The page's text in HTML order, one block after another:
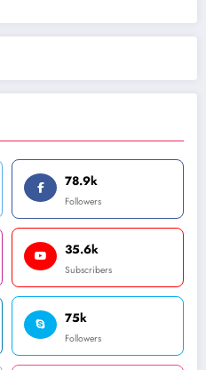
78.9k
Followers
35.6k
Subscribers
75k
Followers